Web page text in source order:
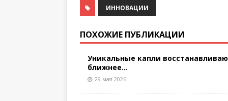
ИННОВАЦИИ
ПОХОЖИЕ ПУБЛИКАЦИИ
Уникальные капли
ближнее...
29 мая 2026